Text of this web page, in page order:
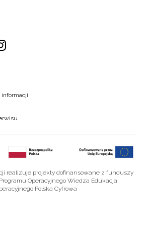
realizuje projekty dofinansowane z funduszy
Operacyjnego Wiedza Edukacja
Polska Cyfrowa